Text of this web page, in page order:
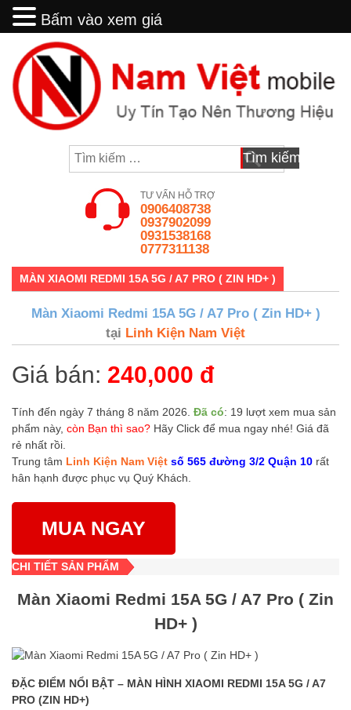
content
TƯ VẤN HỖ TRỢ
0906408738
0937902099
0931538168
0777311138
MÀN XIAOMI REDMI 15A 5G / A7 PRO ( ZIN HD+ )
Màn Xiaomi Redmi 15A 5G / A7 Pro ( Zin HD+ )
tại Linh Kiện Nam Việt
Giá bán: 240,000 đ
Tính đến ngày 7 tháng 8 năm 2026. Đã có: 19 lượt xem mua sản
phẩm này, còn Bạn thì sao? Hãy Click để mua ngay nhé! Giá đã
rẻ nhất rồi.
Trung tâm Linh Kiện Nam Việt số 565 đường 3/2 Quận 10 rất
hân hạnh được phục vụ Quý Khách.
MUA NGAY
CHI TIẾT SẢN PHẨM
Màn Xiaomi Redmi 15A 5G / A7 Pro ( Zin
HD+ )
ĐẶC ĐIỂM NỔI BẬT – MÀN HÌNH XIAOMI REDMI 15A 5G / A7
PRO (ZIN HD+)
Bấm vào xem giá
Bấm vào xem giá